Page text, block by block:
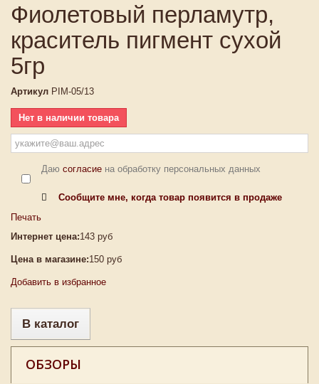
Фиолетовый перламутр,
краситель пигмент сухой
5гр
Артикул PIM-05/13
Нет в наличии товара
Даю согласие на обработку персональных данных
Сообщите мне, когда товар появится в продаже
Печать
Интернет цена:143 руб
Цена в магазине:150 руб
Добавить в избранное
В каталог
ОБЗОРЫ